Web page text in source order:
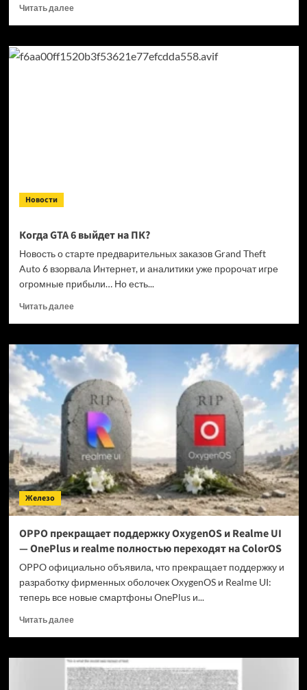
Читать далееПрочитать
Кандидат
в президенты
Новости
Когда GTA 6 выйдет на ПК?
Новость о старте предварительных заказов Grand Theft
Auto 6 взорвала Интернет, и аналитики уже пророчат игре
огромные прибыли… Но есть...
Читать далееПрочитать
Когда
GTA
на ПК?
Железо
OPPO прекращает поддержку OxygenOS и Realme UI
— OnePlus и realme полностью переходят на ColorOS
OPPO официально объявила, что прекращает поддержку и
разработку фирменных оболочек OxygenOS и Realme UI:
теперь все новые смартфоны OnePlus и...
Читать далееПрочитать
OPPO
прекращает
поддержку